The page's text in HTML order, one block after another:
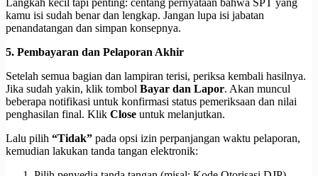
kamu isi sudah benar dan lengkap. Jangan lupa isi jabatan
penandatangan dan simpan konsepnya.
5. Pembayaran dan Pelaporan Akhir
Setelah semua bagian dan lampiran terisi, periksa kembali hasilnya.
Jika sudah yakin, klik tombol Bayar dan Lapor. Akan muncul
beberapa notifikasi untuk konfirmasi status pemeriksaan dan nilai
penghasilan final. Klik Close untuk melanjutkan.
Lalu pilih “Tidak” pada opsi izin perpanjangan waktu pelaporan,
kemudian lakukan tanda tangan elektronik: